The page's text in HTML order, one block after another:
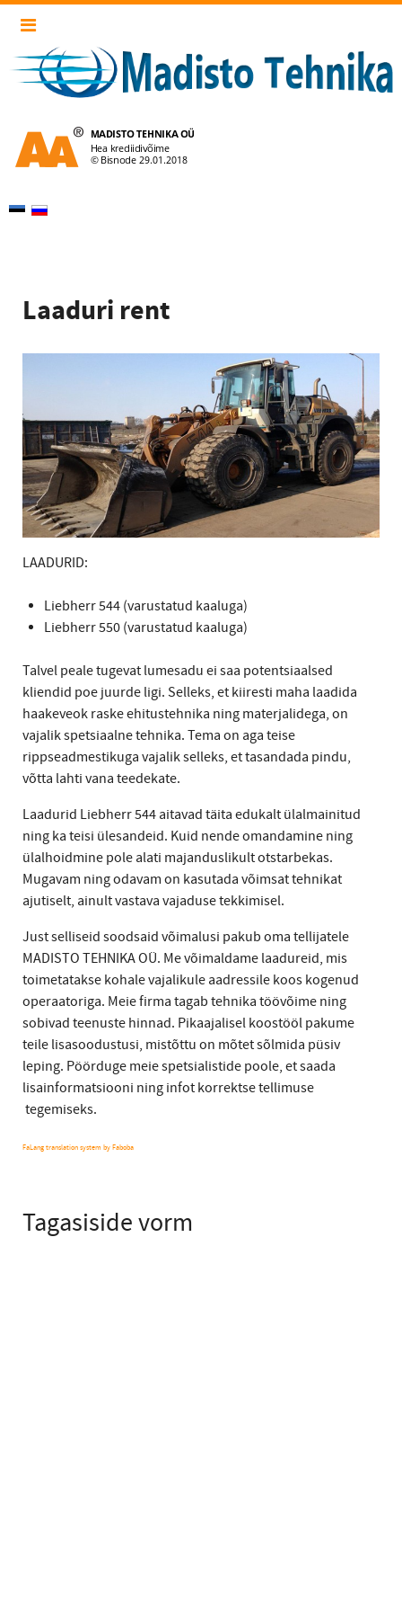
Laaduri rent
LAADURID:
Liebherr 544 (varustatud kaaluga)
Liebherr 550 (varustatud kaaluga)
Talvel peale tugevat lumesadu ei saa potentsiaalsed
kliendid poe juurde ligi. Selleks, et kiiresti maha laadida
haakeveok raske ehitustehnika ning materjalidega, on
vajalik spetsiaalne tehnika. Tema on aga teise
rippseadmestikuga vajalik selleks, et tasandada pindu,
võtta lahti vana teedekate.
Laadurid Liebherr 544 aitavad täita edukalt ülalmainitud
ning ka teisi ülesandeid. Kuid nende omandamine ning
ülalhoidmine pole alati majanduslikult otstarbekas.
Mugavam ning odavam on kasutada võimsat tehnikat
ajutiselt, ainult vastava vajaduse tekkimisel.
Just selliseid soodsaid võimalusi pakub oma tellijatele
MADISTO TEHNIKA OÜ. Me võimaldame laadureid, mis
toimetatakse kohale vajalikule aadressile koos kogenud
operaatoriga. Meie firma tagab tehnika töövõime ning
sobivad teenuste hinnad. Pikaajalisel koostööl pakume
teile lisasoodustusi, mistõttu on mõtet sõlmida püsiv
leping. Pöörduge meie spetsialistide poole, et saada
lisainformatsiooni ning infot korrektse tellimuse
tegemiseks.
FaLang translation system by Faboba
Tagasiside vorm